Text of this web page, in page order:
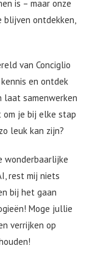
is – maar onze
blijven ontdekken,
van Conciglio
en ontdek
samenwerken
je bij elke stap
leuk kan zijn?
wonderbaarlijke
rest mij niets
bij het gaan
Moge jullie
verrijken op